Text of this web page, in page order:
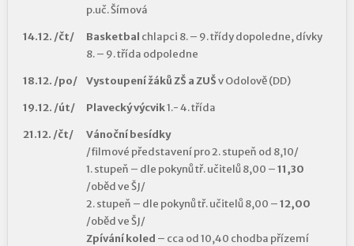
p.uč. Šímová
14.12. /čt/
Basketbal chlapci 8. – 9. třídy dopoledne, dívky
8. – 9. třída odpoledne
18.12. /po/
Vystoupení žáků ZŠ a ZUŠv Odolově (DD)
19.12. /út/
Plavecký výcvik1.- 4. třída
21.12. /čt/
Vánoční besídky
/filmové představení pro 2. stupeň od 8,10/
1. stupeň – dle pokynů tř. učitelů 8,00 –11,30
/oběd ve ŠJ/
2. stupeň – dle pokynů tř. učitelů 8,00 –12,00
/oběd ve ŠJ/
Zpívání koled – cca od 10,40 chodba přízemí